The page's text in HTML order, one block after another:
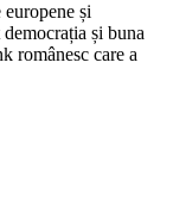
și
și buna
românesc care a